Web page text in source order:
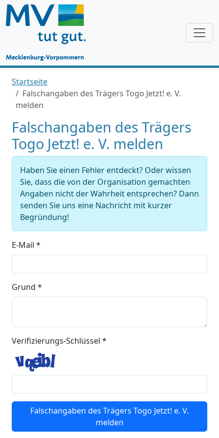
Startseite
Falschangaben des Trägers Togo Jetzt! e. V.
melden
Falschangaben des Trägers
Togo Jetzt! e. V. melden
Haben Sie einen Fehler entdeckt? Oder wissen
Sie, dass die von der Organisation gemachten
Angaben nicht der Wahrheit entsprechen? Dann
senden Sie uns eine Nachricht mit kurzer
Begründung!
E-Mail *
Grund *
Verifizierungs-Schlüssel *
Falschangaben des Trägers Togo Jetzt! e. V.
melden